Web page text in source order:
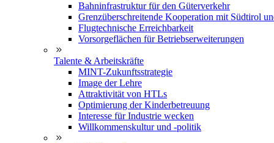
Bahninfrastruktur für den Güterverkehr
Grenzüberschreitende Kooperation mit Südtirol
Flugtechnische Erreichbarkeit
Vorsorgeflächen für Betriebserweiterungen
Talente & Arbeitskräfte
MINT-Zukunftsstrategie
Image der Lehre
Attraktivität von HTLs
Optimierung der Kinderbetreuung
Interesse für Industrie wecken
Willkommenskultur und -politik